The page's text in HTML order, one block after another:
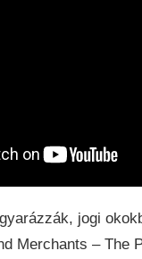
jogi
Merchants – The